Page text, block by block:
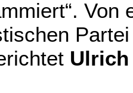
Von
Ulrich